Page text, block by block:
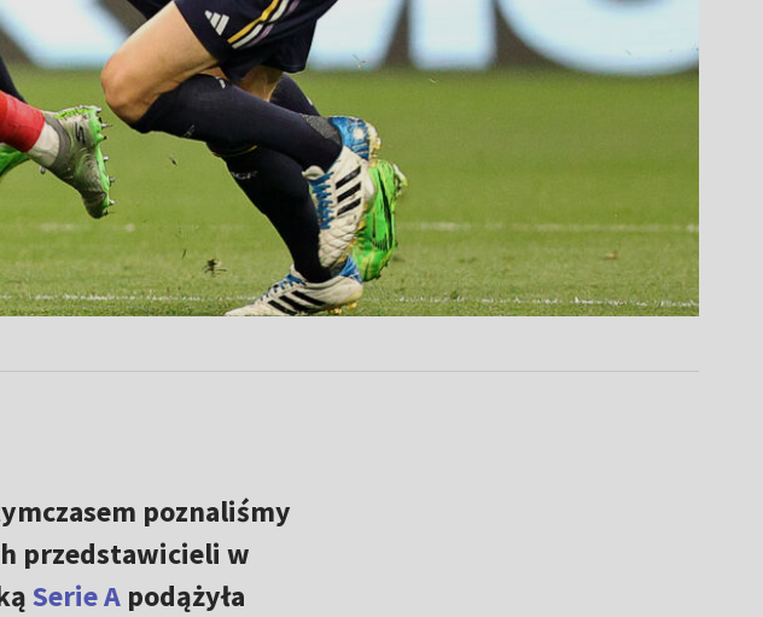
poznaliśmy
przedstawicieli w
Serie Apodążyła